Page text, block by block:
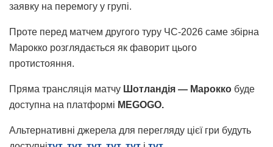
заявку на перемогу у групі.
Проте перед матчем другого туру ЧС-2026 саме збірна
Марокко розглядається як фаворит цього
протистояння.
Пряма трансляція матчу Шотландія — Марокко буде
доступна на платформі MEGOGO.
Альтернативні джерела для перегляду цієї гри будуть